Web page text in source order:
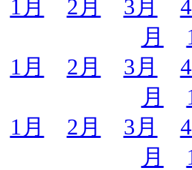
1月 2月 3月
月
1月 2月 3月
月
1月 2月 3月
月